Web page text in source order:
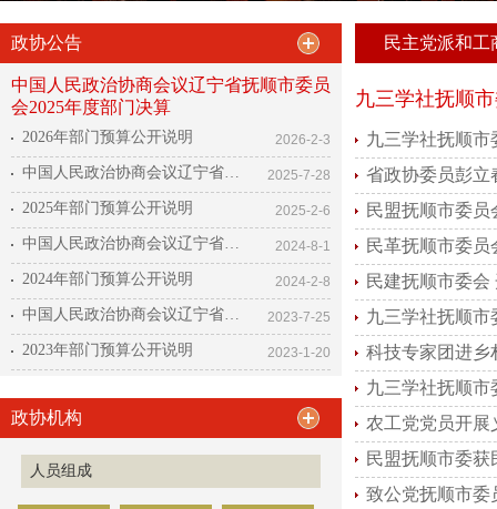
政协公告
中国人民政治协商会议辽宁省抚顺市委员
会2025年度部门决算
2026年部门预算公开说明 2026-2-3
中国人民政治协商会议辽宁省抚顺市委员会2024年度部门决算 2025-7-28
2025年部门预算公开说明 2025-2-6
中国人民政治协商会议辽宁省抚顺市委员会2023年度部门决算公开 2024-8-1
2024年部门预算公开说明 2024-2-8
中国人民政治协商会议辽宁省抚顺市委员会2022年度部门决算 2023-7-25
2023年部门预算公开说明 2023-1-20
政协机构
人员组成
民主党派和工
九三学社抚顺
九三学社抚顺市
民盟抚顺市委
民建抚顺市委
科技专家团进乡
九三学社抚顺市
农工党党员开展
民盟抚顺市委
致公党抚顺市委